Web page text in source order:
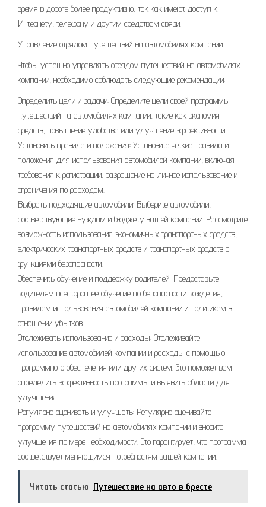
время в дороге более продуктивно, так как имеют доступ к
Интернету, телефону и другим средствам связи.
Управление отрядом путешествий на автомобилях компании
Чтобы успешно управлять отрядом путешествий на автомобилях
компании, необходимо соблюдать следующие рекомендации:
Определить цели и задачи: Определите цели своей программы
путешествий на автомобилях компании, такие как экономия
средств, повышение удобства или улучшение эффективности.
Установить правила и положения: Установите четкие правила и
положения для использования автомобилей компании, включая
требования к регистрации, разрешение на личное использование и
ограничения по расходам.
Выбрать подходящие автомобили: Выберите автомобили,
соответствующие нуждам и бюджету вашей компании. Рассмотрите
возможность использования экономичных транспортных средств,
электрических транспортных средств и транспортных средств с
функциями безопасности.
Обеспечить обучение и поддержку водителей: Предоставьте
водителям всестороннее обучение по безопасности вождения,
правилам использования автомобилей компании и политикам в
отношении убытков.
Отслеживать использование и расходы: Отслеживайте
использование автомобилей компании и расходы с помощью
программного обеспечения или других систем. Это поможет вам
определить эффективность программы и выявить области для
улучшения.
Регулярно оценивать и улучшать: Регулярно оценивайте
программу путешествий на автомобилях компании и вносите
улучшения по мере необходимости. Это гарантирует, что программа
соответствует меняющимся потребностям вашей компании.
Читать статью Путешествие на авто в бресте